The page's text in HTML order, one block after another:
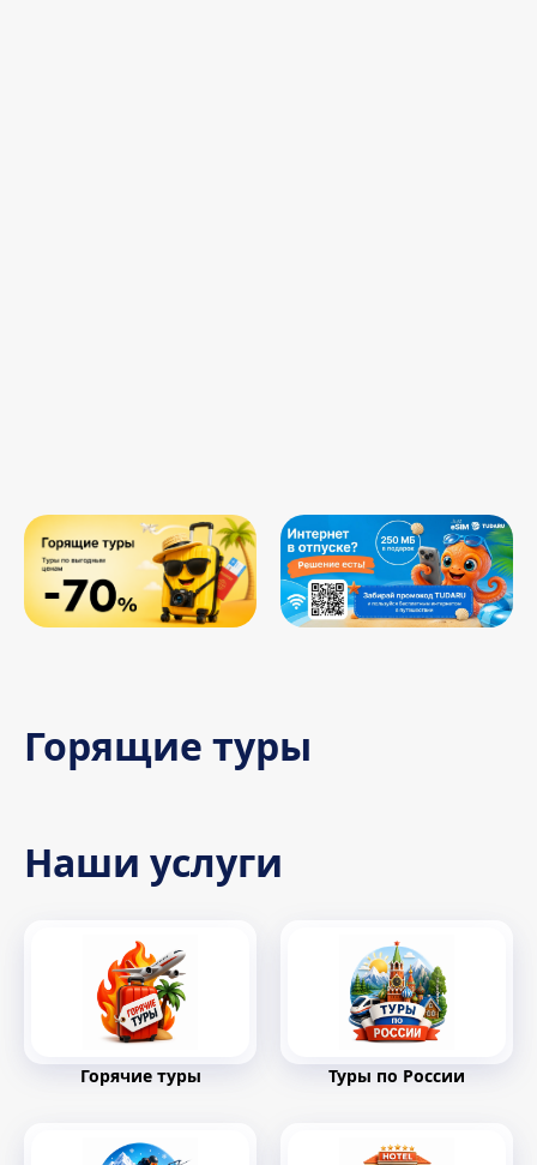
Горящие туры
Наши услуги
Горячие туры Туры по России